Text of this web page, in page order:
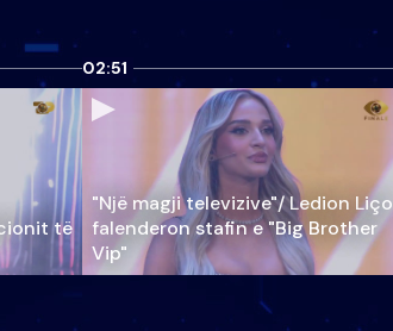
të
02:51
"Një magji televizive"/ Ledion Liço
falenderon stafin e "Big Brother
Vip"